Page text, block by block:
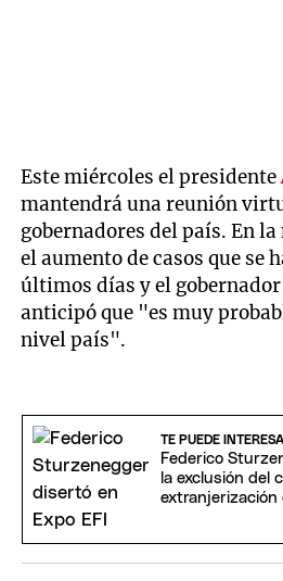
Este miércoles el presidente
mantendrá una reunión
gobernadores del país. En
el aumento de casos que se
últimos días y el gobernador
anticipó que "es muy
nivel país".
TE PUEDE
Federico
la exclusión del
extranjerización